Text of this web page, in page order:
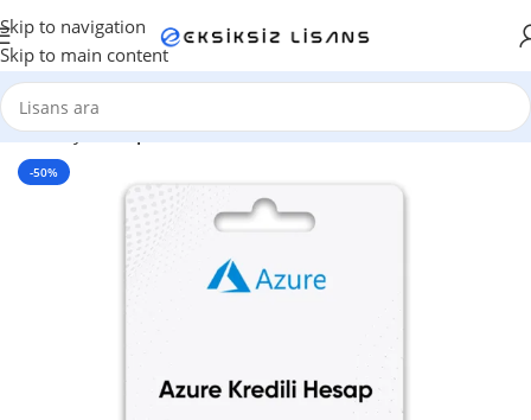
Skip to navigation
Skip to main content
Ana Sayfa/ Depolama
-50%